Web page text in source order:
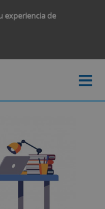
su experiencia de